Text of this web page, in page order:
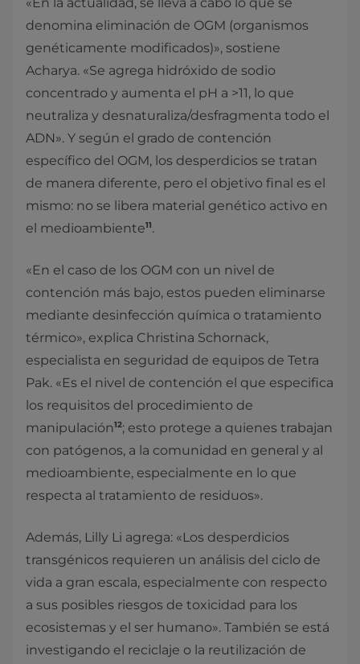
denomina eliminación de OGM (organismos
genéticamente modificados)», sostiene
Acharya. «Se agrega hidróxido de sodio
concentrado y aumenta el pH a >11, lo que
neutraliza y desnaturaliza/desfragmenta todo el
ADN». Y según el grado de contención
específico del OGM, los desperdicios se tratan
de manera diferente, pero el objetivo final es el
mismo: no se libera material genético activo en
el medioambiente11.
«En el caso de los OGM con un nivel de
contención más bajo, estos pueden eliminarse
mediante desinfección química o tratamiento
térmico», explica Christina Schornack,
especialista en seguridad de equipos de Tetra
Pak. «Es el nivel de contención el que especifica
los requisitos del procedimiento de
manipulación12; esto protege a quienes trabajan
con patógenos, a la comunidad en general y al
medioambiente, especialmente en lo que
respecta al tratamiento de residuos».
Además, Lilly Li agrega: «Los desperdicios
transgénicos requieren un análisis del ciclo de
vida a gran escala, especialmente con respecto
a sus posibles riesgos de toxicidad para los
ecosistemas y el ser humano». También se está
investigando el reciclaje o la reutilización de